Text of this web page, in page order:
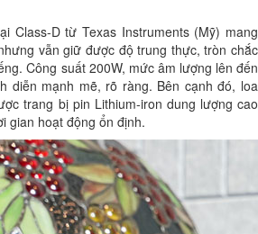
Class-D từ Texas Instruments (Mỹ) mang
vẫn giữ được độ trung thực, tròn chắc
Công suất 200W, mức âm lượng lên đến
diễn mạnh mẽ, rõ ràng. Bên cạnh đó, loa
trang bị pin Lithium-iron dung lượng cao
gian hoạt động ổn định.